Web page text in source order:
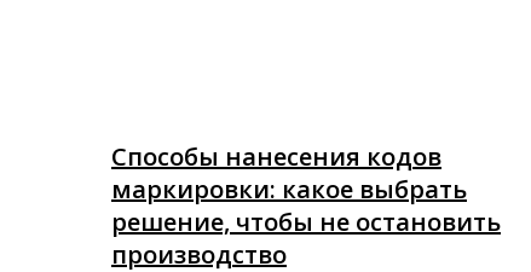
Способы нанесения кодов
маркировки: какое выбрать
решение, чтобы не остановить
производство